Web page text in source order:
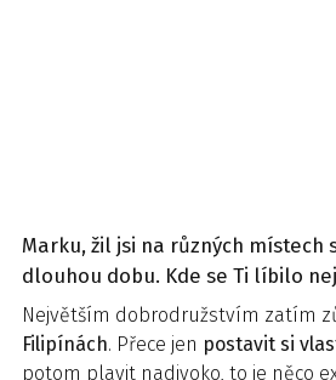
Marku, žil jsi na různých místech
dlouhou dobu. Kde se Ti líbilo
Největším dobrodružstvím zatím
Filipínách. Přece jen postavit si
potom plavit nadivoko, to je něco